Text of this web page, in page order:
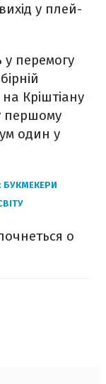
у плей-
у перемогу
Кріштіану
першому
один у
БУКМЕКЕРИ
о